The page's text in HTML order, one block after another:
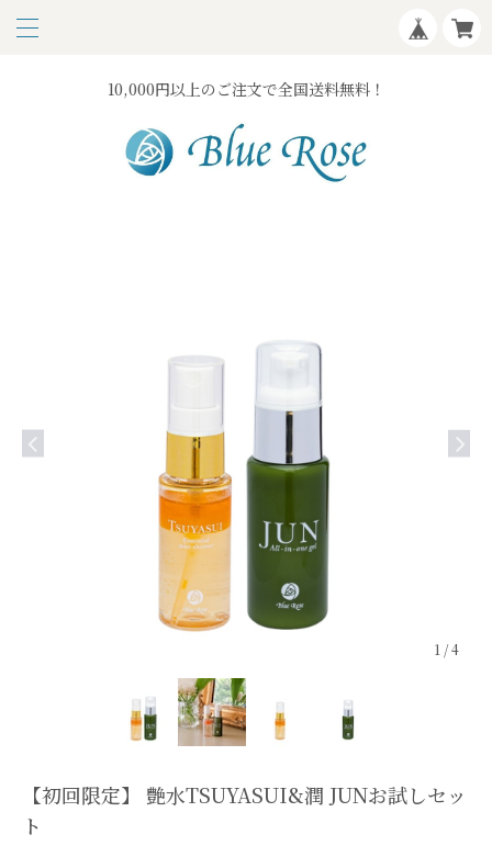
10,000円以上のご注文で全国送料無料！
1 /4
【初回限定】 艶水TSUYASUI&潤 JUNお試しセッ
ト